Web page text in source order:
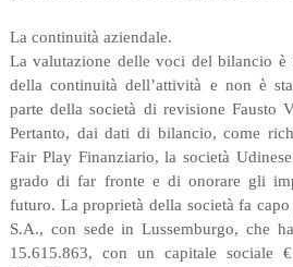
La continuità aziendale.
La valutazione delle voci del bilancio è
della continuità dell’attività e non è
parte della società di revisione Fausto
Pertanto, dai dati di bilancio, come
Fair Play Finanziario, la società
grado di far fronte e di onorare gli
futuro. La proprietà della società fa
S.A., con sede in Lussemburgo, che
15.615.863, con un capitale sociale